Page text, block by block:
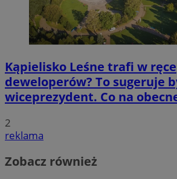
Kąpielisko Leśne trafi w ręce
deweloperów? To sugeruje
wiceprezydent. Co na
2
reklama
Zobacz również